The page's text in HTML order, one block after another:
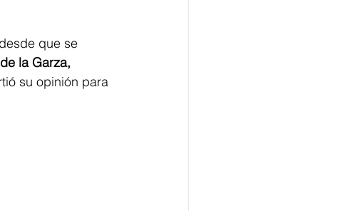
que se
la Garza,
su opinión para